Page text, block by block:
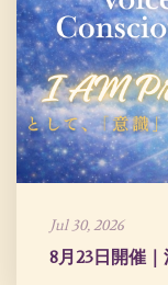
Jul 30, 2026